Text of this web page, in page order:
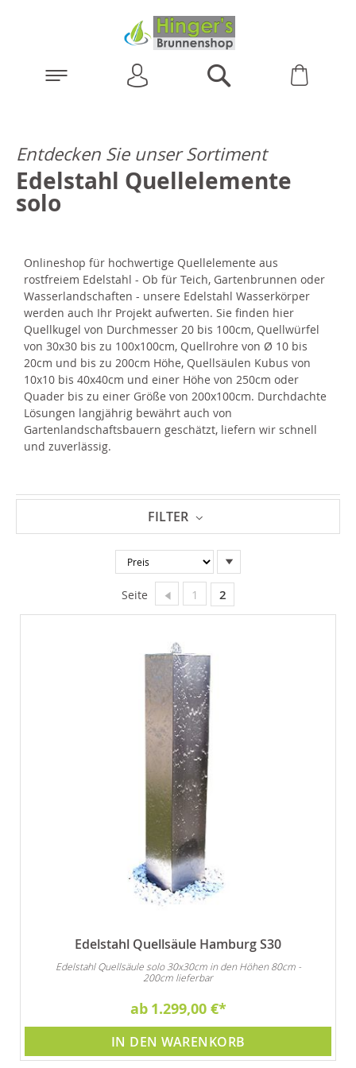
Entdecken Sie unser Sortiment
Edelstahl Quellelemente
solo
Onlineshop für hochwertige Quellelemente aus
rostfreiem Edelstahl - Ob für Teich, Gartenbrunnen oder
Wasserlandschaften - unsere Edelstahl Wasserkörper
werden auch Ihr Projekt aufwerten. Sie finden hier
Quellkugel von Durchmesser 20 bis 100cm, Quellwürfel
von 30x30 bis zu 100x100cm, Quellrohre von Ø 10 bis
20cm und bis zu 200cm Höhe, Quellsäulen Kubus von
10x10 bis 40x40cm und einer Höhe von 250cm oder
Quader bis zu einer Größe von 200x100cm. Durchdachte
Lösungen langjährig bewährt auch von
Gartenlandschaftsbauern geschätzt, liefern wir schnell
und zuverlässig.
absteigender
Seite Seite
Zurück
Seite
1 Sie lesen gerade Seite
2
Edelstahl Quellsäule Hamburg S30
Edelstahl Quellsäule solo 30x30cm in den Höhen 80cm -
200cm lieferbar
ab 1.299,00 €
IN DEN WARENKORB
FILTER